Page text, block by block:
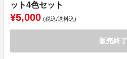
ット4色セット
¥5,000 (税込/送料込)
販売終了